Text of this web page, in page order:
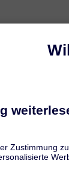
Jennifer